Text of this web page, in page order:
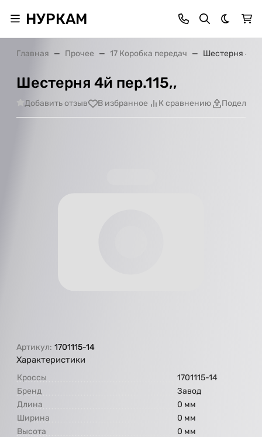
НУРКАМ Темная
Главная Прочее 17 Коробка передач Шестерня 4й
Шестерня 4й пер.115,,
Добавить отзыв В избранное К сравнению
Артикул: 1701115-14
Характеристики
Кроссы
1701115-14
Бренд
Завод
Длина
0 мм
Ширина
0 мм
Высота
0 мм